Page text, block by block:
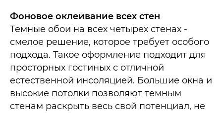
Фоновое оклеивание всех стен
Темные обои на всех четырех стенах -
смелое решение, которое требует особого
подхода. Такое оформление подходит для
просторных гостиных с отличной
естественной инсоляцией. Большие окна и
высокие потолки позволяют темным
стенам раскрыть весь свой потенциал, не